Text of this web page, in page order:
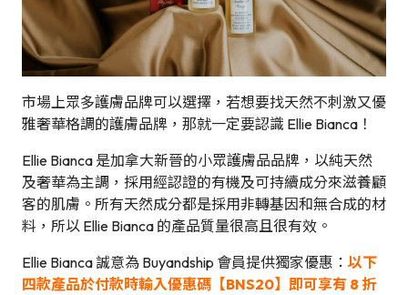
市場上眾多護膚品牌可以選擇，若想要找天然不刺激又優
雅奢華格調的護膚品牌，那就一定要認識 Ellie Bianca！
Ellie Bianca 是加拿大新晉的小眾護膚品品牌，以純天然
及奢華為主調，採用經認證的有機及可持續成分來滋養顧
客的肌膚。所有天然成分都是採用非轉基因和無合成的材
料，所以 Ellie Bianca 的產品質量很高且很有效。
Ellie Bianca 誠意為 Buyandship 會員提供獨家優惠： 以下
四款產品於付款時輸入優惠碼【BNS20】即可享有 8 折